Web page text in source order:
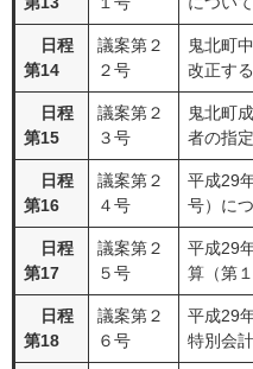
日程
第14
議案第２
２号
鬼北町
改正す
日程
第15
議案第２
３号
鬼北町
者の指
日程
第16
議案第２
４号
平成29
号）に
日程
第17
議案第２
５号
平成29
算（第
日程
第18
議案第２
６号
平成29
特別会